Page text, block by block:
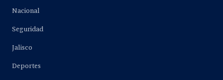
Nacional
Seguridad
Jalisco
Deportes